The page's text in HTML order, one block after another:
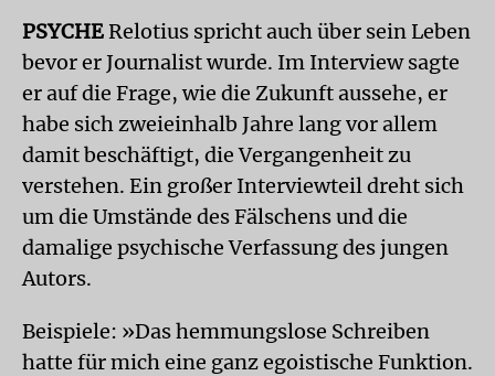
PSYCHE Relotius spricht auch über sein Leben
bevor er Journalist wurde. Im Interview sagte
er auf die Frage, wie die Zukunft aussehe, er
habe sich zweieinhalb Jahre lang vor allem
damit beschäftigt, die Vergangenheit zu
verstehen. Ein großer Interviewteil dreht sich
um die Umstände des Fälschens und die
damalige psychische Verfassung des jungen
Autors.
Beispiele: »Das hemmungslose Schreiben
hatte für mich eine ganz egoistische Funktion.